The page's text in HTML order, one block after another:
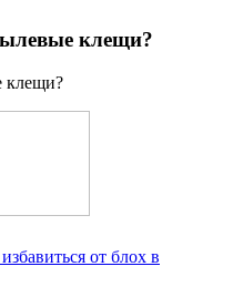
клещи?
клещи?
от блох в